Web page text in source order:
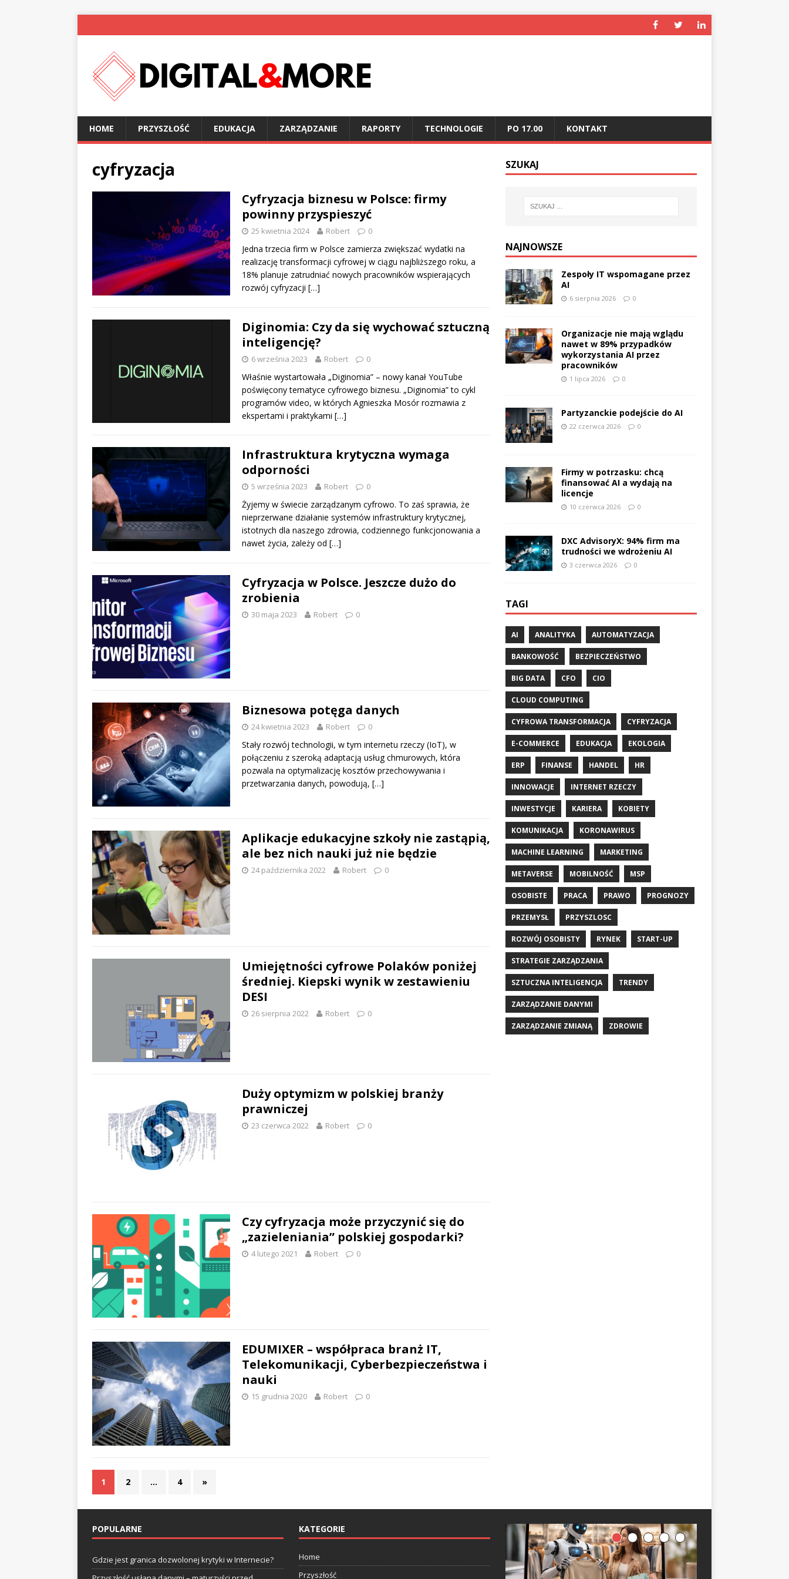
HOME PRZYSZŁOŚĆ EDUKACJA ZARZĄDZANIE RAPORTY TECHNOLOGIE PO 17.00 KONTAKT
cyfryzacja
Cyfryzacja biznesu w Polsce: firmy
powinny przyspieszyć
25 kwietnia 2024 Robert 0
Jedna trzecia firm w Polsce zamierza zwiększać wydatki na
realizację transformacji cyfrowej w ciągu najbliższego roku, a
18% planuje zatrudniać nowych pracowników wspierających
rozwój cyfryzacji […]
Diginomia: Czy da się wychować sztuczną
inteligencję?
6 września 2023 Robert 0
Właśnie wystartowała „Diginomia” – nowy kanał YouTube
poświęcony tematyce cyfrowego biznesu. „Diginomia” to cykl
programów video, w których Agnieszka Mosór rozmawia z
ekspertami i praktykami […]
Infrastruktura krytyczna wymaga
odporności
5 września 2023 Robert 0
Żyjemy w świecie zarządzanym cyfrowo. To zaś sprawia, że
nieprzerwane działanie systemów infrastruktury krytycznej,
istotnych dla naszego zdrowia, codziennego funkcjonowania a
nawet życia, zależy od […]
Cyfryzacja w Polsce. Jeszcze dużo do
zrobienia
30 maja 2023 Robert 0
Biznesowa potęga danych
24 kwietnia 2023 Robert 0
Stały rozwój technologii, w tym internetu rzeczy (IoT), w
połączeniu z szeroką adaptacją usług chmurowych, która
pozwala na optymalizację kosztów przechowywania i
przetwarzania danych, powodują, […]
Aplikacje edukacyjne szkoły nie zastąpią,
ale bez nich nauki już nie będzie
24 października 2022 Robert 0
Umiejętności cyfrowe Polaków poniżej
średniej. Kiepski wynik w zestawieniu
DESI
26 sierpnia 2022 Robert 0
Duży optymizm w polskiej branży
prawniczej
23 czerwca 2022 Robert 0
Czy cyfryzacja może przyczynić się do
„zazieleniania” polskiej gospodarki?
4 lutego 2021 Robert 0
EDUMIXER – współpraca branż IT,
Telekomunikacji, Cyberbezpieczeństwa i
nauki
15 grudnia 2020 Robert 0
1 2 … 4 »
SZUKAJ
NAJNOWSZE
Zespoły IT wspomagane przez
AI
6 sierpnia 2026 0
Organizacje nie mają wglądu
nawet w 89% przypadków
wykorzystania AI przez
pracowników
1 lipca 2026 0
Partyzanckie podejście do AI
22 czerwca 2026 0
Firmy w potrzasku: chcą
finansować AI a wydają na
licencje
10 czerwca 2026 0
DXC AdvisoryX: 94% firm ma
trudności we wdrożeniu AI
3 czerwca 2026 0
TAGI
AI ANALITYKA AUTOMATYZACJA
BANKOWOŚĆ BEZPIECZEŃSTWO
BIG DATA CFO CIO
CLOUD COMPUTING
CYFROWA TRANSFORMACJA CYFRYZACJA
E-COMMERCE EDUKACJA EKOLOGIA
ERP FINANSE HANDEL HR
INNOWACJE INTERNET RZECZY
INWESTYCJE KARIERA KOBIETY
KOMUNIKACJA KORONAWIRUS
MACHINE LEARNING MARKETING
METAVERSE MOBILNOŚĆ MSP
OSOBISTE PRACA PRAWO PROGNOZY
PRZEMYSŁ PRZYSZLOSC
ROZWÓJ OSOBISTY RYNEK START-UP
STRATEGIE ZARZĄDZANIA
SZTUCZNA INTELIGENCJA TRENDY
ZARZĄDZANIE DANYMI
ZARZĄDZANIE ZMIANĄ ZDROWIE
POPULARNE
Gdzie jest granica dozwolonej krytyki w Internecie?
KATEGORIE
Home
Przyszłość